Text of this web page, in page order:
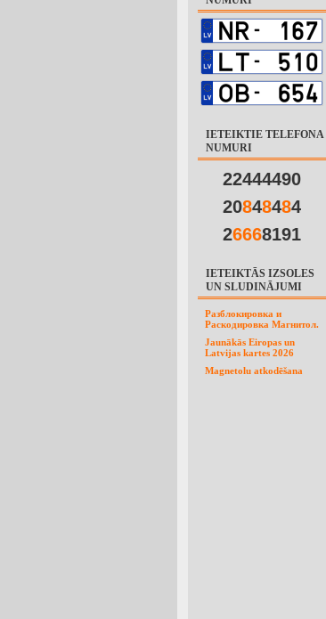
IETEIKTIE TELEFONA
NUMURI
22444490
20848484
26668191
IETEIKTĀS IZSOLES
UN SLUDINĀJUMI
Разблокировка и
Раскодировка Магнитол.
Jaunākās Eiropas un
Latvijas kartes 2026
Magnetolu atkodēšana